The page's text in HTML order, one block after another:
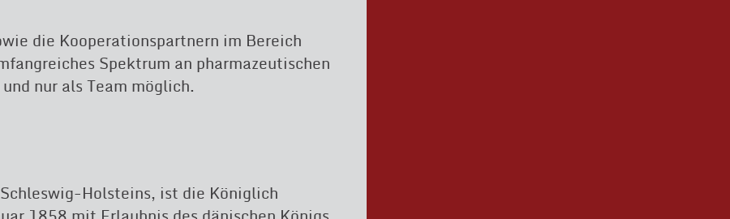
die Kooperationspartnern im Bereich
Spektrum an pharmazeutischen
nur als Team möglich.
Holsteins, ist die Königlich